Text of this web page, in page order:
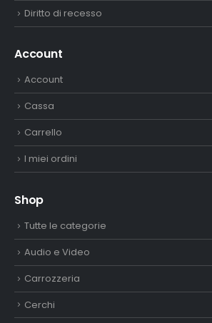
Diritto di recesso
Account
Account
Cassa
Carrello
I miei ordini
Shop
Tutte le categorie
Audio e Video
Carrozzeria
Cerchi